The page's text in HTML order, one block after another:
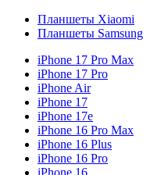
Планшеты Xiaomi
Планшеты Samsung
iPhone 17 Pro Max
iPhone 17 Pro
iPhone Air
iPhone 17
iPhone 17e
iPhone 16 Pro Max
iPhone 16 Plus
iPhone 16 Pro
iPhone 16